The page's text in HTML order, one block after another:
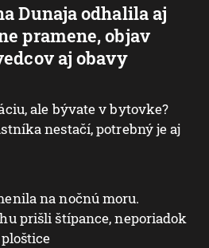
Dunaja odhalila aj
pramene, objav
aj obavy
ale bývate v bytovke?
nestačí, potrebný je aj
na nočnú moru.
prišli štípance, neporiadok